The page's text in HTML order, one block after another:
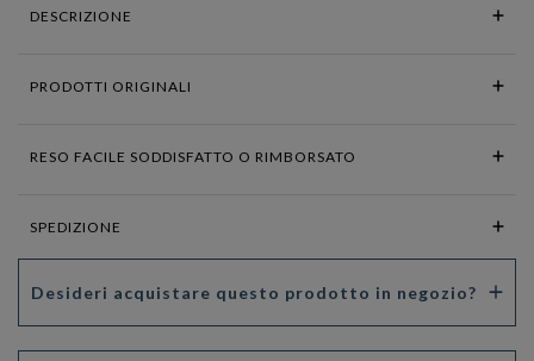
DESCRIZIONE
PRODOTTI ORIGINALI
RESO FACILE SODDISFATTO O RIMBORSATO
SPEDIZIONE
Desideri acquistare questo prodotto in negozio?